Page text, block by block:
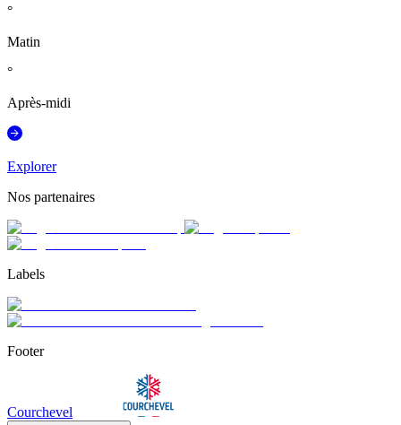
°
Matin
°
Après-midi
Explorer
Nos partenaires
Labels
Footer
Courchevel